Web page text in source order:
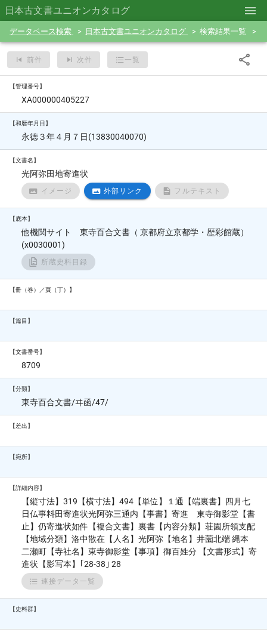
日本古文書ユニオンカタログ
データベース検索 日本古文書ユニオンカタログ 検索結果一覧
前件 次件 一覧
【管理番号】
XA000000405227
【和暦年月日】
永徳３年４月７日(13830040070)
【文書名】
光阿弥田地寄進状
イメージ 外部リンク フルテキスト
【底本】
他機関サイト 東寺百合文書（ 京都府立京都学・歴彩館蔵）
(x0030001)
所蔵史料目録
【冊（巻）／頁（丁）】
【篇目】
【文書番号】
8709
【分類】
東寺百合文書/ヰ函/47/
【差出】
【宛所】
【詳細内容】
【縦寸法】319【横寸法】494【単位】１通【端裏書】四月七
日仏事料田寄進状光阿弥三通内【事書】寄進 東寺御影堂【書
止】仍寄進状如件【複合文書】裏書【内容分類】荘園所領支配
【地域分類】洛中散在【人名】光阿弥【地名】井薗北端 縄本
二瀬町【寺社名】東寺御影堂【事項】御百姓分 【文書形式】寄
進状【影写本】｢28-38｣ 28
連接データ一覧
【史料群】